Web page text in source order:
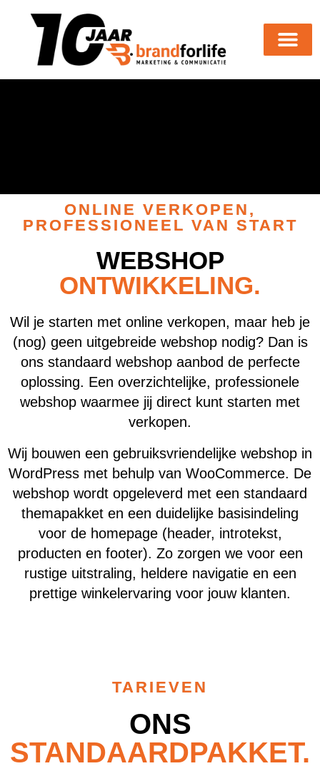
ONLINE VERKOPEN,
PROFESSIONEEL VAN START
WEBSHOP
ONTWIKKELING.
Wil je starten met online verkopen, maar heb je
(nog) geen uitgebreide webshop nodig? Dan is
ons standaard webshop aanbod de perfecte
oplossing. Een overzichtelijke, professionele
webshop waarmee jij direct kunt starten met
verkopen.
Wij bouwen een gebruiksvriendelijke webshop in
WordPress met behulp van WooCommerce. De
webshop wordt opgeleverd met een standaard
themapakket en een duidelijke basisindeling
voor de homepage (header, introtekst,
producten en footer). Zo zorgen we voor een
rustige uitstraling, heldere navigatie en een
prettige winkelervaring voor jouw klanten.
TARIEVEN
ONS
STANDAARDPAKKET.